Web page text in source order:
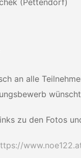
(Pettendorf)
an alle
zu den Fotos